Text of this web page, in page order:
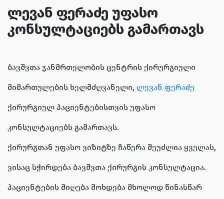
ლევან ფერაძე უფასო
კონსულტაციებს გამართავს
ბავშვთა ჯანმრთელობის ცენტრის ქირურგიული
მიმართულების ხელმძღვანელი, ლევან ფერაძე
ქირურგიულ პაციენტებისთვის უფასო
კონსულტაციებს გამართავს.
ქირურგთან უფასო ვიზიტზე ჩაწერა შეუძლია ყველას,
ვისაც სჭირდება ბავშვთა ქირურგის კონსულტაცია.
პაციენტების მიღება მოხდება მხოლოდ წინასწარ